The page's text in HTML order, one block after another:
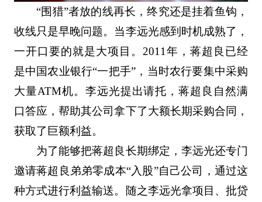
“围猎”者放的线再长，终究还是挂着鱼钩，
收线只是早晚问题。当李远光感到时机成熟了，
一开口要的就是大项目。2011年，蒋超良已经
是中国农业银行“一把手”，当时农行要集中采购
大量ATM机。李远光提出请托，蒋超良自然满
口答应，帮助其公司拿下了大额长期采购合同，
获取了巨额利益。
为了能够把蒋超良长期绑定，李远光还专门
邀请蒋超良弟弟零成本“入股”自己公司，通过这
种方式进行利益输送。随之李远光拿项目、批贷